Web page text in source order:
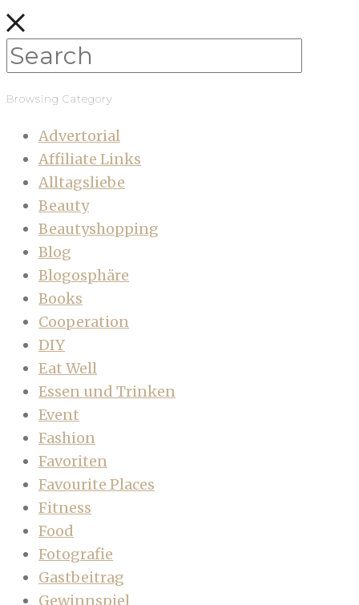
Browsing Category
Advertorial
Affiliate Links
Alltagsliebe
Beauty
Beautyshopping
Blog
Blogosphäre
Books
Cooperation
DIY
Eat Well
Essen und Trinken
Event
Fashion
Favoriten
Favourite Places
Fitness
Food
Fotografie
Gastbeitrag
Gewinnspiel